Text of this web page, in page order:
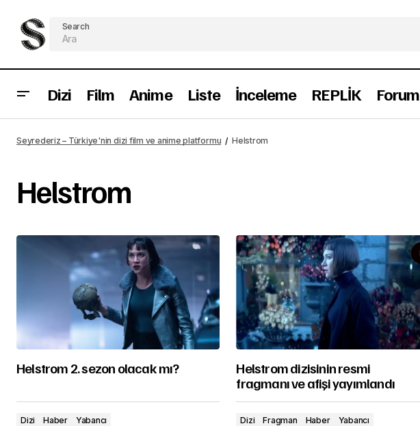
Search
Dizi Film Anime Liste İnceleme REPLİK Forum
Seyrederiz – Türkiye'nin dizi film ve anime platformu Helstrom
Helstrom
Helstrom 2. sezon olacak mı?
Dizi Haber
Yabancı
Helstrom dizisinin resmi
fragmanı ve afişi yayımlandı
Dizi Fragman Haber
Yabancı